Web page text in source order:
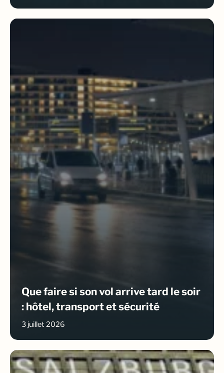
Que faire si son vol arrive tard le soir
: hôtel, transport et sécurité
3 juillet 2026